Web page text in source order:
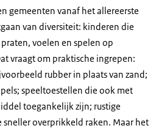
gemeenten vanaf het allereerste
van diversiteit: kinderen die
voelen en spelen op
vraagt om praktische ingrepen:
rubber in plaats van zand;
speeltoestellen die ook met
toegankelijk zijn; rustige
overprikkeld raken. Maar het